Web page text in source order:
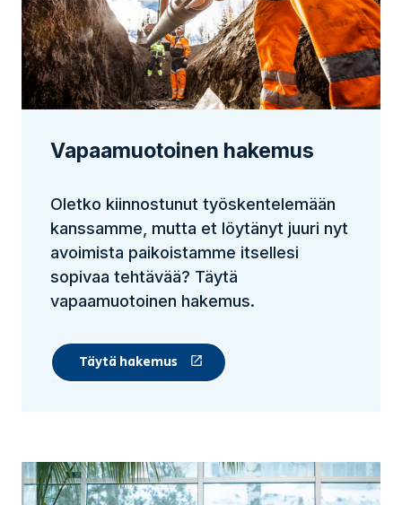
Vapaamuotoinen hakemus
Oletko kiinnostunut työskentelemään
kanssamme, mutta et löytänyt juuri nyt
avoimista paikoistamme itsellesi
sopivaa tehtävää? Täytä
vapaamuotoinen hakemus.
Täytä hakemus
(Linkki vie ulkopuoliselle sivustolle)